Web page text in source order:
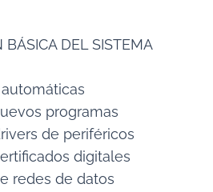
BÁSICA DEL SISTEMA
automáticas
programas
de periféricos
digitales
redes de datos